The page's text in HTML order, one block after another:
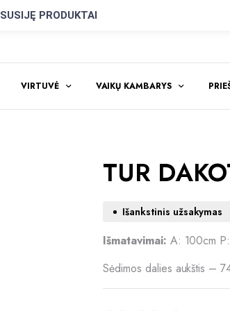
VIRTUVĖ VAIKŲ KAMBARYS
TUR
Išankstinis užsakymas
Išmatavimai: A: 100cm
Sėdimos dalies aukštis –
SUSIJĘ PRODUKTAI